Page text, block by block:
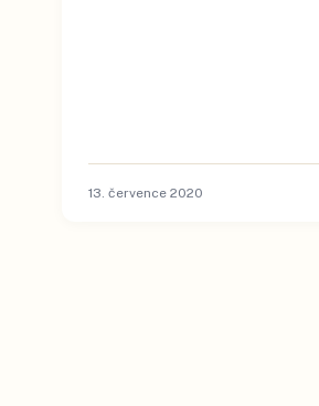
13. července 2020